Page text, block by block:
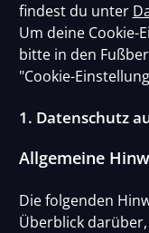
findest du unter
Um deine Cookie-
bitte in den
"Cookie-
1. Datenschutz
Allgemeine
Die folgenden
Überblick